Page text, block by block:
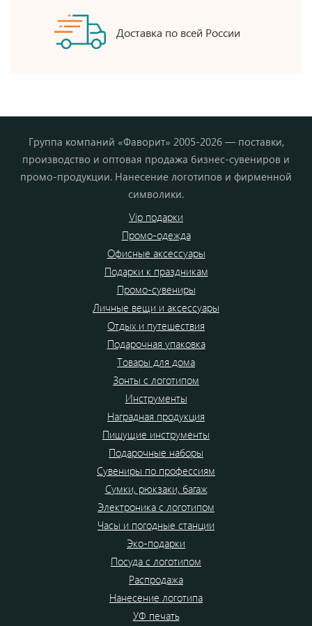
Доставка по всей России
Группа компаний «Фаворит» 2005-2026 — поставки,
производство и оптовая продажа бизнес-сувениров и
промо-продукции. Нанесение логотипов и фирменной
символики.
Vip подарки
Промо-одежда
Офисные аксессуары
Подарки к праздникам
Промо-сувениры
Личные вещи и аксессуары
Отдых и путешествия
Подарочная упаковка
Товары для дома
Зонты с логотипом
Инструменты
Наградная продукция
Пишущие инструменты
Подарочные наборы
Сувениры по профессиям
Сумки, рюкзаки, багаж
Электроника с логотипом
Часы и погодные станции
Эко-подарки
Посуда с логотипом
Распродажа
Нанесение логотипа
УФ печать